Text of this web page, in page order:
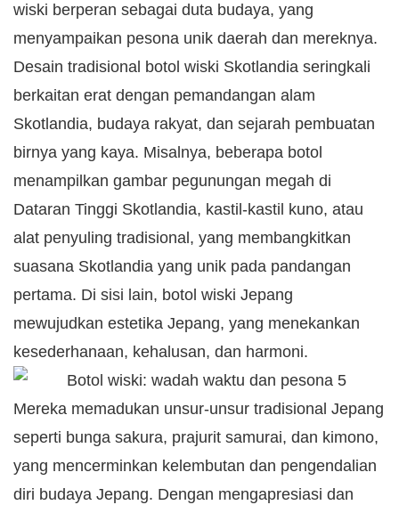
wiski berperan sebagai duta budaya, yang
menyampaikan pesona unik daerah dan mereknya.
Desain tradisional botol wiski Skotlandia seringkali
berkaitan erat dengan pemandangan alam
Skotlandia, budaya rakyat, dan sejarah pembuatan
birnya yang kaya. Misalnya, beberapa botol
menampilkan gambar pegunungan megah di
Dataran Tinggi Skotlandia, kastil-kastil kuno, atau
alat penyuling tradisional, yang membangkitkan
suasana Skotlandia yang unik pada pandangan
pertama. Di sisi lain, botol wiski Jepang
mewujudkan estetika Jepang, yang menekankan
kesederhanaan, kehalusan, dan harmoni.
Mereka memadukan unsur-unsur tradisional Jepang
seperti bunga sakura, prajurit samurai, dan kimono,
yang mencerminkan kelembutan dan pengendalian
diri budaya Jepang. Dengan mengapresiasi dan